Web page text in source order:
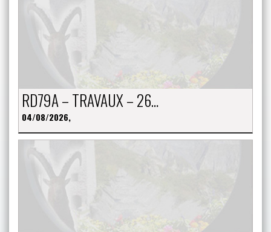
RD79A – TRAVAUX – 26…
04/08/2026,